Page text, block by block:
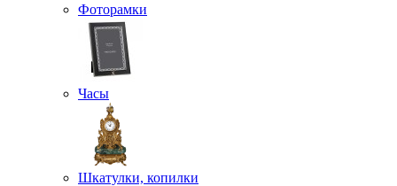
Фоторамки
Часы
Шкатулки, копилки